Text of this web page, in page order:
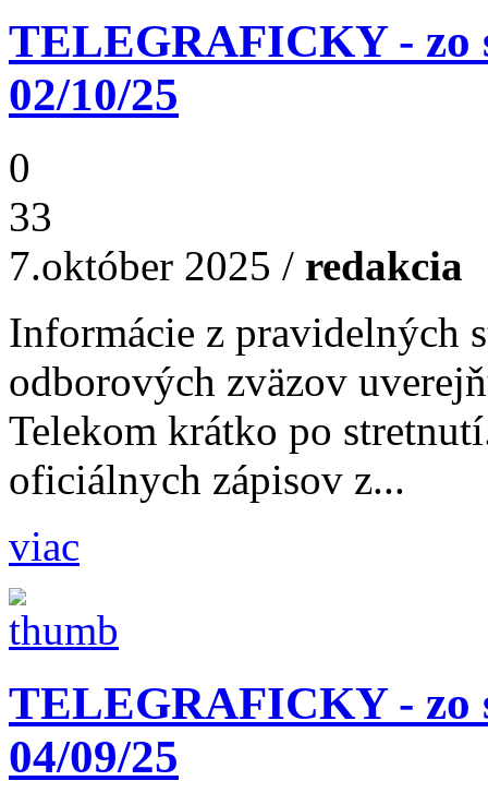
TELEGRAFICKY - zo
02/10/25
0
33
7.október 2025 / redakcia
Informácie z pravidelných
odborových zväzov
Telekom krátko po
oficiálnych zápisov z...
viac
TELEGRAFICKY - zo
04/09/25